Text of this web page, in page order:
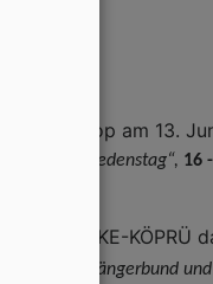
Workshop am 13.
„UN-Weltfriedenstag“, 16
BRÜCKE-KÖPRÜ
Sängerbund